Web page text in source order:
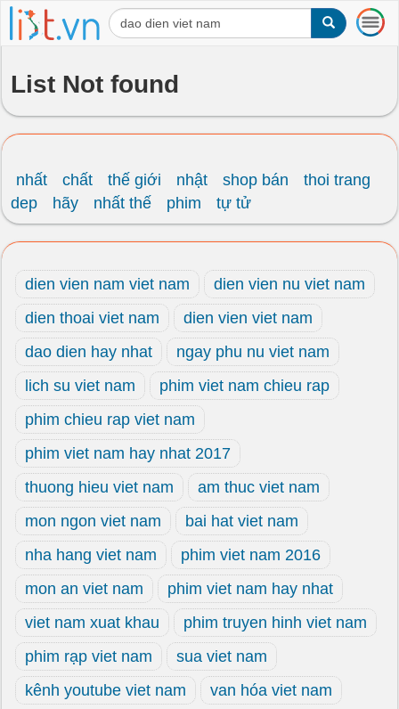
T
o
i
t
n
List Not found
nhất chất thế giới nhật shop bán
thoi trang
dep
hãy nhất thế phim tự tử
dien vien nam viet nam
dien vien nu viet nam
dien thoai viet nam
dien vien viet nam
dao dien hay nhat
ngay phu nu viet nam
lich su viet nam
phim viet nam chieu rap
phim chieu rap viet nam
phim viet nam hay nhat 2017
thuong hieu viet nam
am thuc viet nam
mon ngon viet nam
bai hat viet nam
nha hang viet nam
phim viet nam 2016
mon an viet nam
phim viet nam hay nhat
viet nam xuat khau
phim truyen hinh viet nam
phim rạp viet nam
sua viet nam
kênh youtube viet nam
van hóa viet nam